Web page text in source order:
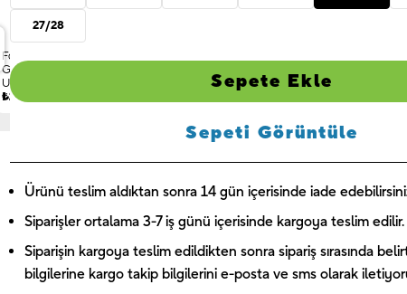
Forest
Gnome -
UNIQUE
₺149,00
UNIQUE
27/28
Sepete Ekle
Sepeti Görüntüle
Ürünü teslim aldıktan sonra 14 gün içerisinde iade
Siparişler ortalama 3-7 iş günü içerisinde kargoya teslim edilir.
Siparişin kargoya teslim edildikten sonra sipariş sırasında
bilgilerine kargo takip bilgilerini e-posta ve sms olarak